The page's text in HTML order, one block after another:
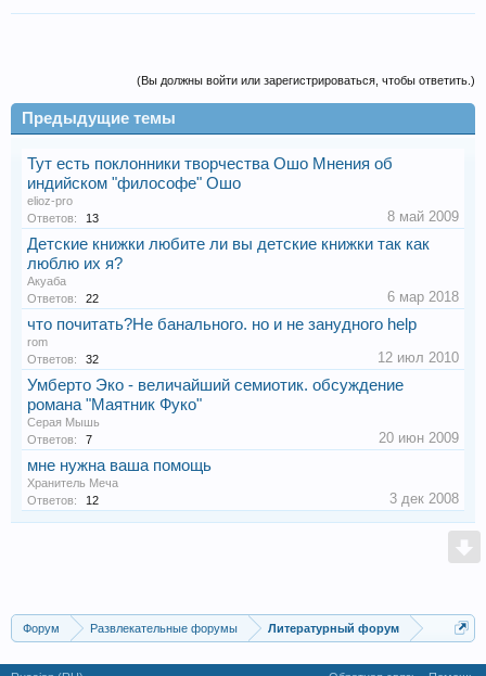
(Вы должны войти или зарегистрироваться, чтобы ответить.)
Предыдущие темы
Тут есть поклонники творчества Ошо Мнения об
индийском "философе" Ошо
elioz-pro
Ответов:
13 8 май 2009
Детские книжки любите ли вы детские книжки так как
люблю их я?
Акуаба
Ответов:
22 6 мар 2018
что почитать?Не банального. но и не занудного help
rom
Ответов:
32 12 июл 2010
Умберто Эко - величайший семиотик. обсуждение
романа "Маятник Фуко"
Серая Мышь
Ответов:
7 20 июн 2009
мне нужна ваша помощь
Хранитель Меча
Ответов:
12 3 дек 2008
Форум Развлекательные форумы Литературный форум